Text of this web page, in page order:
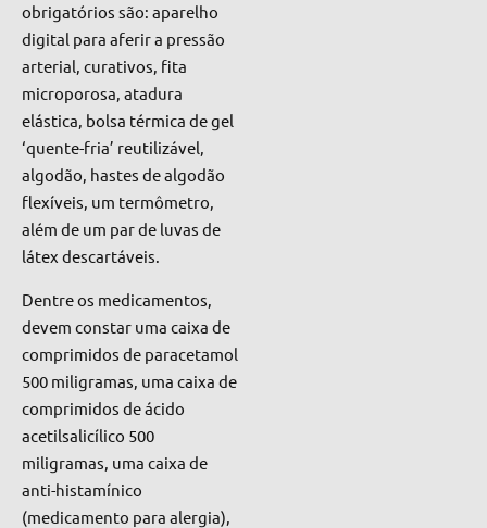
obrigatórios são: aparelho
digital para aferir a pressão
arterial, curativos, fita
microporosa, atadura
elástica, bolsa térmica de gel
‘quente-fria’ reutilizável,
algodão, hastes de algodão
flexíveis, um termômetro,
além de um par de luvas de
látex descartáveis.
Dentre os medicamentos,
devem constar uma caixa de
comprimidos de paracetamol
500 miligramas, uma caixa de
comprimidos de ácido
acetilsalicílico 500
miligramas, uma caixa de
anti-histamínico
(medicamento para alergia),